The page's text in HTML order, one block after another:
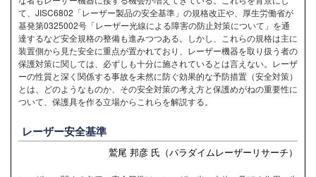
て、JISC6802「レーザー製品の安全基準」の規格改正や、厚生労働省が
基発第0325002号「レーザー光線による障害の防止対策について」を通
達するなど安全規格の整備も進みつつある。しかし、これらの規格は主に
装置側から見た安全に重点が置かれており、レーザー機器を取り扱う者の
保護対策に関しては、必ずしも十分に施されているとは言えない。レーザ
ーの性質と深く関係する事故を未然に防ぐ効果的な予防措置（安全対策）
とは、どのようなものか、その安全対策の考え方と保護めがねの重要性に
ついて、保護具を作る立場からこれらを解説する。
レーザー安全基準
鷲尾 邦彦 氏（パラダイムレーザーリサーチ）